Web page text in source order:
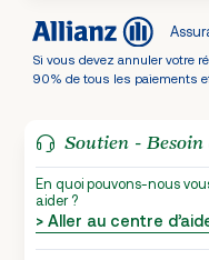
Si vous devez annuler votre
90% de tous les paiements
Soutien - Besoin
En quoi pouvons-nous
aider ?
> Aller au centre